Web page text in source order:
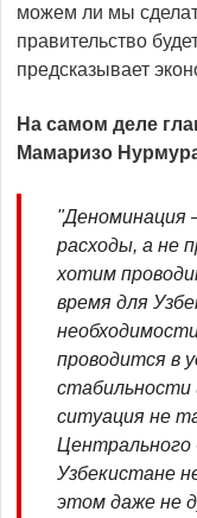
можем ли мы
правительство
предсказывает
На самом деле
Мамаризо
"Деноминация
расходы, а не
хотим
время для
проводится в
стабильности
ситуация не
Центрального
Узбекистане
этом даже не